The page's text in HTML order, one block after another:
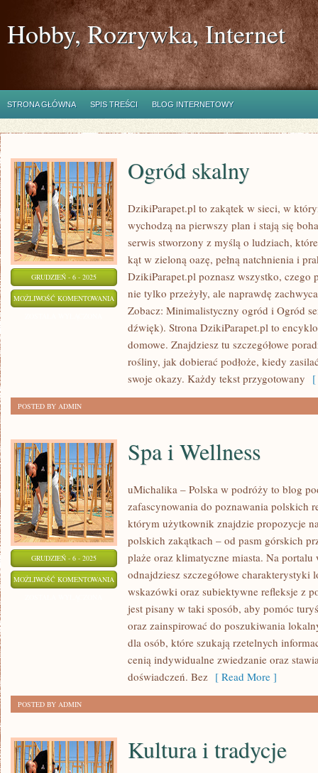
Hobby, Rozrywka, Internet
STRONA GŁÓWNA SPIS TREŚCI BLOG INTERNETOWY
GRUDZIEŃ - 6 - 2025
MOŻLIWOŚĆ KOMENTOWANIA OGRÓD
SKALNY
Ogród skalny
DzikiParapet.pl to zakątek w sieci, w
wychodzą na pierwszy plan i stają się
serwis stworzony z myślą o ludziach,
kąt w zieloną oazę, pełną natchnienia i
DzikiParapet.pl poznasz wszystko, czego
nie tylko przeżyły, ale naprawdę
Zobacz: Minimalistyczny ogród i Ogród
dźwięk). Strona DzikiParapet.pl to
domowe. Znajdziesz tu szczegółowe
rośliny, jak dobierać podłoże, kiedy
swoje okazy. Każdy tekst przygotowany [
POSTED BY ADMIN
GRUDZIEŃ - 6 - 2025
MOŻLIWOŚĆ KOMENTOWANIA
WELLNESS
Spa i Wellness
uMichalika – Polska w podróży to blog
zafascynowania do poznawania polskich
którym użytkownik znajdzie propozycje
polskich zakątkach – od pasm górskich
plaże oraz klimatyczne miasta. Na
odnajdziesz szczegółowe charakterystyki
wskazówki oraz subiektywne refleksje z
jest pisany w taki sposób, aby pomóc
oraz zainspirować do poszukiwania
dla osób, które szukają rzetelnych
cenią indywidualne zwiedzanie oraz
doświadczeń. Bez [ Read More ]
POSTED BY ADMIN
Kultura i tradycje